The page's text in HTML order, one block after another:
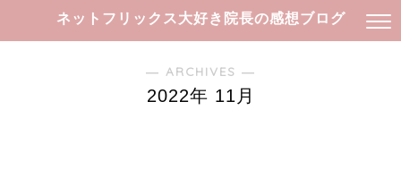
ネットフリックス大好き院長の感想ブログ
― ARCHIVES ―
2022年 11月